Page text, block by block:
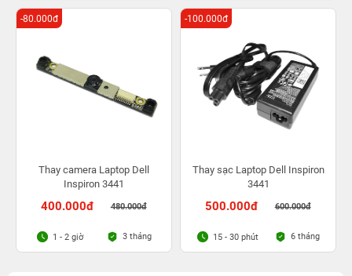
Thay camera Laptop Dell
Inspiron 3441
400.000đ 480.000đ
-80.000đ
1 - 2 giờ 3 tháng
Thay sạc Laptop Dell Inspiron
3441
500.000đ 600.000đ
-100.000đ
15 - 30 phút 6 tháng